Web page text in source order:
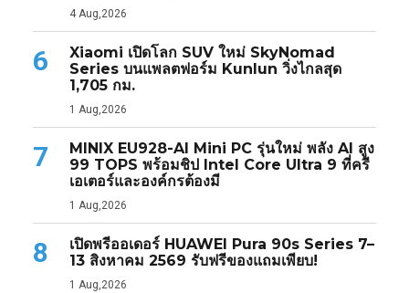
4 Aug,2026
6
Xiaomi เปิดโลก SUV ใหม่ SkyNomad
Series บนแพลตฟอร์ม Kunlun วิ่งไกลสุด
1,705 กม.
1 Aug,2026
7
MINIX EU928-AI Mini PC รุ่นใหม่ พลัง AI สูง
99 TOPS พร้อมชิป Intel Core Ultra 9 ที่ครี
เอเตอร์และองค์กรต้องมี
1 Aug,2026
8
เปิดพรีออเดอร์ HUAWEI Pura 90s Series 7–
13 สิงหาคม 2569 รับฟรีของแถมเพียบ!
1 Aug,2026